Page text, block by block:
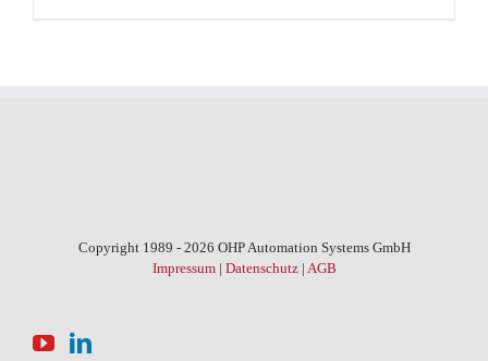
Copyright 1989 - 2026 OHP Automation Systems GmbH
Impressum| Datenschutz| AGB